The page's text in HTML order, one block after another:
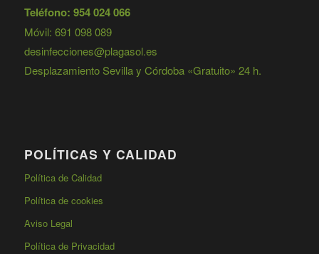
Teléfono: 954 024 066
Móvil: 691 098 089
desinfecciones@plagasol.es
Desplazamiento Sevilla y Córdoba «Gratuito» 24 h.
POLÍTICAS Y CALIDAD
Política de Calidad
Política de cookies
Aviso Legal
Política de Privacidad